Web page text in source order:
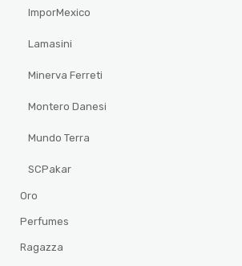
ImporMexico
Lamasini
Minerva Ferreti
Montero Danesi
Mundo Terra
SCPakar
Oro
Perfumes
Ragazza